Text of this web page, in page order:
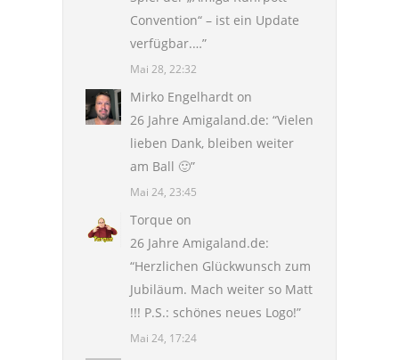
Convention“ – ist ein Update
verfügbar.…”
Mai 28, 22:32
Mirko Engelhardt on
26 Jahre Amigaland.de: “Vielen
lieben Dank, bleiben weiter
am Ball 🙂”
Mai 24, 23:45
Torque on
26 Jahre Amigaland.de:
“Herzlichen Glückwunsch zum
Jubiläum. Mach weiter so Matt
!!! P.S.: schönes neues Logo!”
Mai 24, 17:24